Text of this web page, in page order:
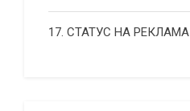
17. СТАТУС НА РЕКЛАМА